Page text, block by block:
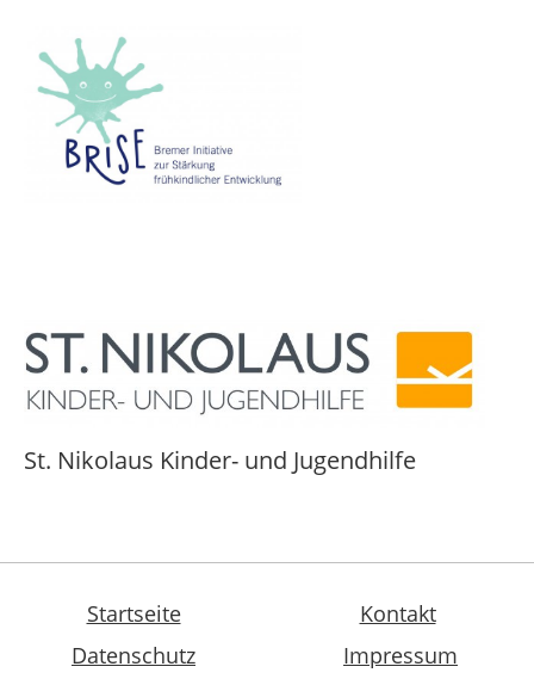
St. Nikolaus Kinder- und Jugendhilfe
E-Mail: info(at)caritas-nikolaus.de
Startseite
Kontakt
Datenschutz
Impressum